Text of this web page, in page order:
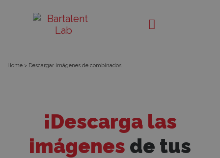
Descargar
imágenes
de
Bartalent
Lab
Home > Descargar imágenes de combinados
¡Descarga las
imágenes de tus